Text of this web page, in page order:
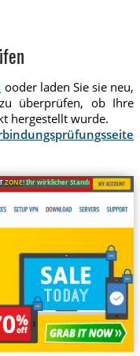
ooder laden Sie sie neu,
überprüfen, ob Ihre
hergestellt wurde.
.ZONE! Ihr wirklicher Standort ist